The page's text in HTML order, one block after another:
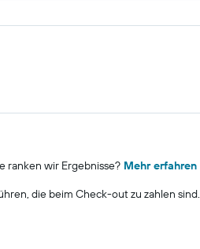
ranken wir Ergebnisse? Mehr erfahren
die beim Check-out zu zahlen sind.